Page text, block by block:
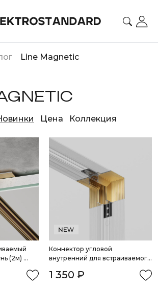
Line Magnetic
Цена Коллекция
(2м)
Коннектор угловой
внутренний для встраиваемого
система Лайн
1 350 ₽